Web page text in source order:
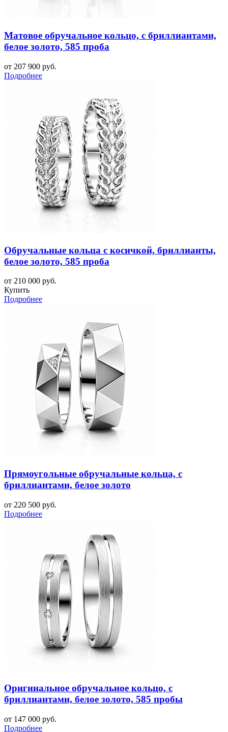
Матовое обручальное кольцо, с бриллиантами,
белое золото, 585 проба
от 207 900 руб.
Подробнее
Обручальные кольца с косичкой, бриллианты,
белое золото, 585 проба
от 210 000 руб.
Купить
Подробнее
Прямоугольные обручальные кольца, с
бриллиантами, белое золото
от 220 500 руб.
Подробнее
Оригинальное обручальное кольцо, с
бриллиантами, белое золото, 585 пробы
от 147 000 руб.
Подробнее